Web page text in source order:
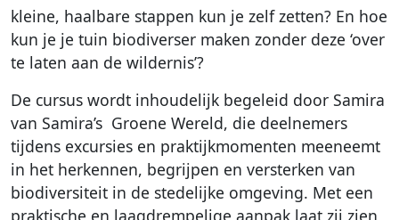
kleine, haalbare stappen kun je zelf zetten? En hoe
kun je je tuin biodiverser maken zonder deze ‘over
te laten aan de wildernis’?
De cursus wordt inhoudelijk begeleid door Samira
van Samira’s Groene Wereld, die deelnemers
tijdens excursies en praktijkmomenten meeneemt
in het herkennen, begrijpen en versterken van
biodiversiteit in de stedelijke omgeving. Met een
praktische en laagdrempelige aanpak laat zij zien